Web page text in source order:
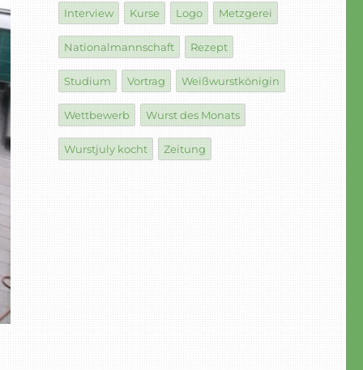
Interview Kurse Logo Metzgerei
Nationalmannschaft Rezept
Studium Vortrag Weißwurstkönigin
Wettbewerb Wurst des Monats
Wurstjuly kocht Zeitung